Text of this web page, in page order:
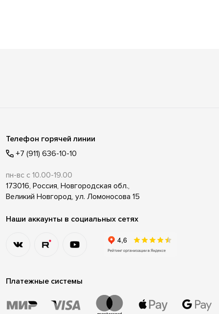
Телефон горячей линии
+7 (911) 636-10-10
пн-вс с 10.00-19.00
173016, Россия, Новгородская обл.,
Великий Новгород, ул. Ломоносова 15
Наши аккаунты в социальных сетях
Платежные системы